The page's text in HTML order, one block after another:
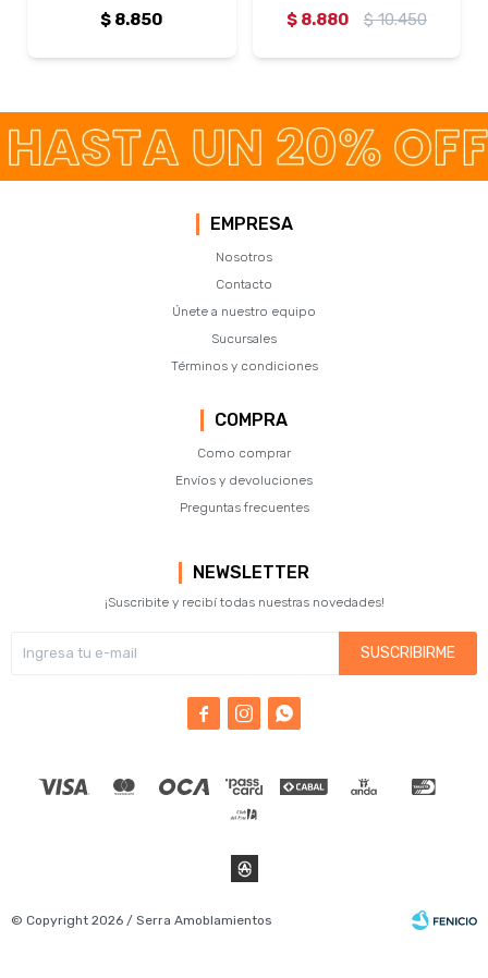
$ 8.850 $ 8.880 $ 10.450
EMPRESA
Nosotros
Contacto
Únete a nuestro equipo
Sucursales
Términos y condiciones
COMPRA
Como comprar
Envíos y devoluciones
Preguntas frecuentes
NEWSLETTER
¡Suscribite y recibí todas nuestras novedades!
SUSCRIBIRME
  
© Copyright 2026 / Serra Amoblamientos